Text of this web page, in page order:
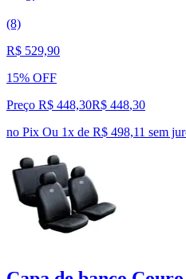
(8)
R$ 529,90
15% OFF
Preço R$ 448,30R$ 448,30
no Pix Ou 1x de R$ 498,11 sem